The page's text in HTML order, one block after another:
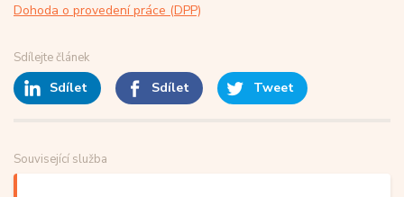
Dohoda o provedení práce (DPP)
Sdílejte článek
Sdílet Sdílet Tweet
Související služba